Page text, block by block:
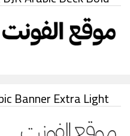
Banner Extra Light